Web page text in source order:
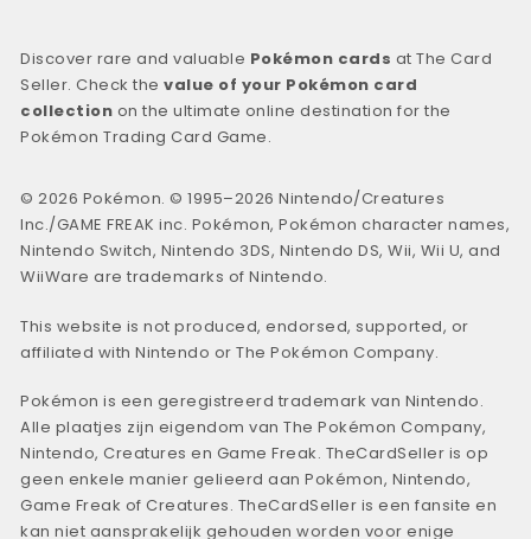
Discover rare and valuable Pokémon cards at The Card
Seller. Check thevalue of your Pokémon card
collection on the ultimate online destination for the
Pokémon Trading Card Game.
© 2026 Pokémon. © 1995–2026 Nintendo/Creatures
Inc./GAME FREAK inc. Pokémon, Pokémon character names,
Nintendo Switch, Nintendo 3DS, Nintendo DS, Wii, Wii U, and
WiiWare are trademarks of Nintendo.
This website is not produced, endorsed, supported, or
affiliated with Nintendo or The Pokémon Company.
Pokémon is een geregistreerd trademark van Nintendo.
Alle plaatjes zijn eigendom van The Pokémon Company,
Nintendo, Creatures en Game Freak. TheCardSeller is op
geen enkele manier gelieerd aan Pokémon, Nintendo,
Game Freak of Creatures. TheCardSeller is een fansite en
kan niet aansprakelijk gehouden worden voor enige